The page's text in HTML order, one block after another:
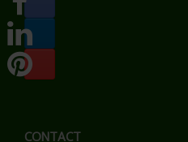
CONTACT